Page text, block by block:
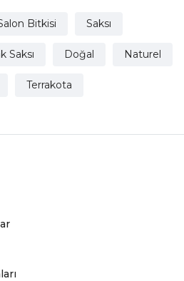
Bitkisi Saksı
Saksı Doğal Naturel
Terrakota